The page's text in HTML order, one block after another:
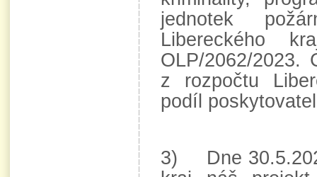
jednotek
Libereckého
OLP/2062/2023.
z rozpočtu
podíl
3) Dne